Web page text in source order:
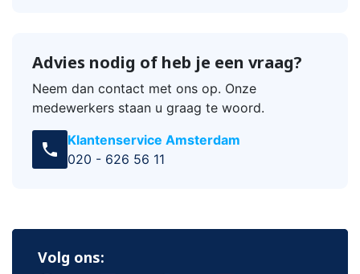
Advies nodig of heb je een vraag?
Neem dan contact met ons op. Onze
medewerkers staan u graag te woord.
call
Klantenservice Amsterdam
020 - 626 56 11
Volg ons: